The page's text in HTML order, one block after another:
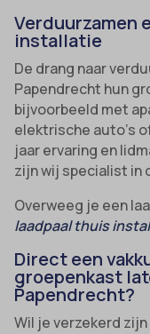
Verduurzamen
installatie
De drang naar
Papendrecht hun
bijvoorbeeld met
elektrische auto’s
jaar ervaring en
zijn wij specialist in
Overweeg je een
laadpaal thuis
Direct een
groepenkast
Papendrecht?
Wil je verzekerd